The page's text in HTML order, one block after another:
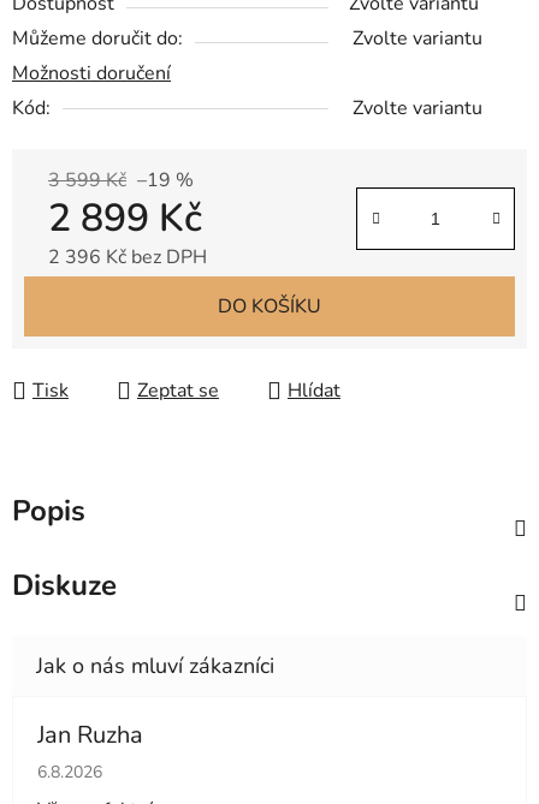
Můžeme doručit do:
Zvolte variantu
Možnosti doručení
Kód:
Zvolte variantu
3 599 Kč –19 %
2 899 Kč
2 396 Kč bez DPH
DO KOŠÍKU
Tisk Zeptat se Hlídat
Popis
Diskuze
Jan Ruzha
Hodnocení obchodu je 5 z 5 hvězdiček.
6.8.2026